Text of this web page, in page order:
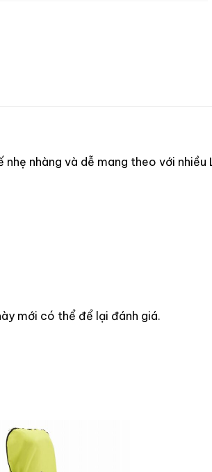
nhàng và dễ mang theo với
mới có thể để lại đánh giá.